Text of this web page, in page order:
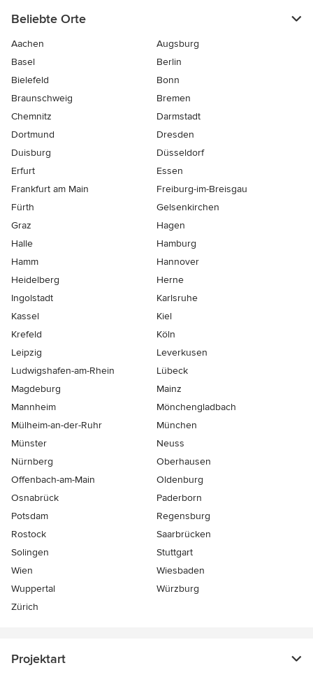
Beliebte Orte
Aachen
Augsburg
Basel
Berlin
Bielefeld
Bonn
Braunschweig
Bremen
Chemnitz
Darmstadt
Dortmund
Dresden
Duisburg
Düsseldorf
Erfurt
Essen
Frankfurt am Main
Freiburg-im-Breisgau
Fürth
Gelsenkirchen
Graz
Hagen
Halle
Hamburg
Hamm
Hannover
Heidelberg
Herne
Ingolstadt
Karlsruhe
Kassel
Kiel
Krefeld
Köln
Leipzig
Leverkusen
Ludwigshafen-am-Rhein
Lübeck
Magdeburg
Mainz
Mannheim
Mönchen­gladbach
Mülheim-an-der-Ruhr
München
Münster
Neuss
Nürnberg
Oberhausen
Offenbach-am-Main
Oldenburg
Osnabrück
Paderborn
Potsdam
Regensburg
Rostock
Saarbrücken
Solingen
Stuttgart
Wien
Wiesbaden
Wuppertal
Würzburg
Zürich
Projektart